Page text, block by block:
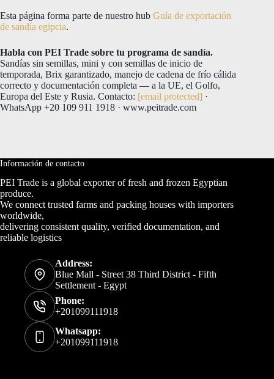
Esta página forma parte de nuestro hub Guía de exportación
de sandía egipcia.
Habla con PEI Trade sobre tu programa de sandía.
Sandías sin semillas, mini y con semillas de inicio de
temporada, Brix garantizado, manejo de cadena de frío cálida
correcto y documentación completa — a la UE, el Golfo,
Europa del Este y Rusia. Contacto: [email protected] ·
WhatsApp +20 109 911 1918 · www.peitrade.com
Información de contacto
PEI Trade is a global exporter of fresh and frozen Egyptian
produce.
We connect trusted farms and packing houses with importers
worldwide,
delivering consistent quality, verified documentation, and
reliable logistics
Address:
Blue Mall - Street 38 Third District - Fifth
Settlement - Egypt
Phone:
+201099111918
Whatsapp:
+201099111918